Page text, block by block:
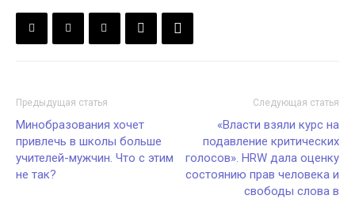
Предыдущая статья
Минобразования хочет
привлечь в школы больше
учителей-мужчин. Что с этим
не так?
Следующая статья
«Власти взяли курс на
подавление критических
голосов». HRW дала оценку
состоянию прав человека и
свободы слова в